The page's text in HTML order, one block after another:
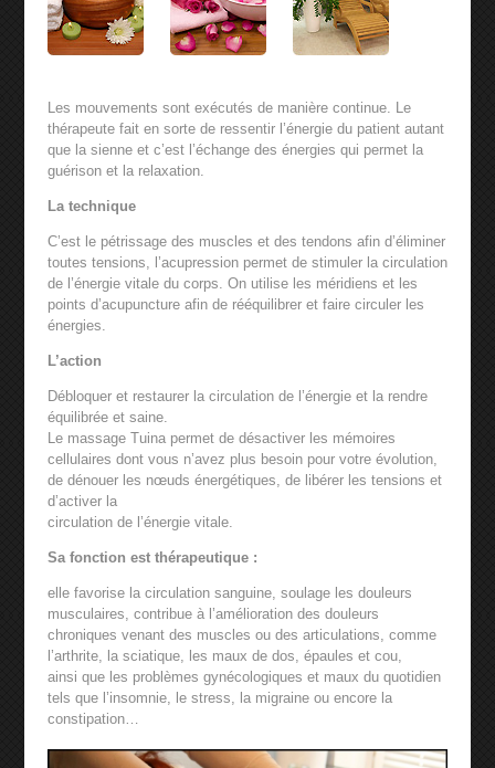
Les mouvements sont exécutés de manière continue. Le
thérapeute fait en sorte de ressentir l’énergie du patient autant
que la sienne et c’est l’échange des énergies qui permet la
guérison et la relaxation.
La technique
C’est le pétrissage des muscles et des tendons afin d’éliminer
toutes tensions, l’acupression permet de stimuler la circulation
de l’énergie vitale du corps. On utilise les méridiens et les
points d’acupuncture afin de rééquilibrer et faire circuler les
énergies.
L’action
Débloquer et restaurer la circulation de l’énergie et la rendre
équilibrée et saine.
Le massage Tuina permet de désactiver les mémoires
cellulaires dont vous n’avez plus besoin pour votre évolution,
de dénouer les nœuds énergétiques, de libérer les tensions et
d’activer la
circulation de l’énergie vitale.
Sa fonction est thérapeutique :
elle favorise la circulation sanguine, soulage les douleurs
musculaires, contribue à l’amélioration des douleurs
chroniques venant des muscles ou des articulations, comme
l’arthrite, la sciatique, les maux de dos, épaules et cou,
ainsi que les problèmes gynécologiques et maux du quotidien
tels que l’insomnie, le stress, la migraine ou encore la
constipation…